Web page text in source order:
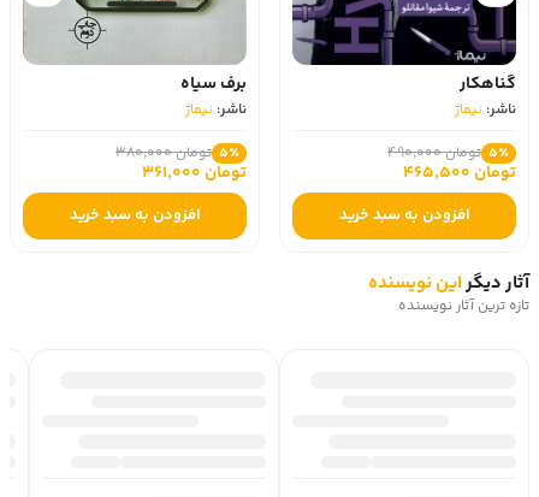
گناهکار
ناشر: نیماژ
5٪ تومان 490,000
تومان 465,500
افزودن به سبد خرید
برف سیاه
ناشر: نیماژ
5٪ تومان 380,000
تومان 361,000
افزودن به سبد خرید
آثار دیگراین نویسنده
تازه ترین آثار نویسنده